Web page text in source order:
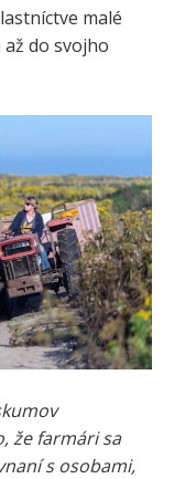
malé
do svojho
že farmári sa
s osobami,